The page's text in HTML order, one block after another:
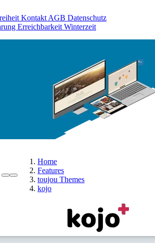
Kontakt AGB Datenschutz
Erreichbarkeit Winterzeit
Home
Features
toujou Themes
kojo